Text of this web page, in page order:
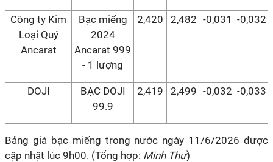
Công ty Kim
Loại Quý
Ancarat
Bạc miếng
2024
Ancarat 999
- 1 lượng
2,420 2,482 -0,031 -0,032
DOJI
BẠC DOJI
99.9
2,419 2,499 -0,032 -0,033
Bảng giá bạc miếng trong nước ngày 11/6/2026 được
cập nhật lúc 9h00. (Tổng hợp: Minh Thư)